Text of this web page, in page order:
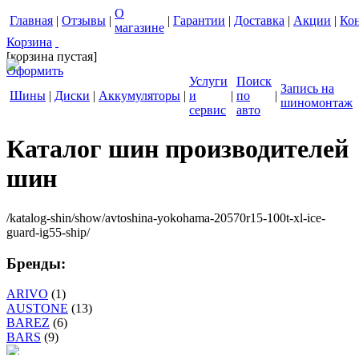
Главная | Отзывы |
О
магазине
| Гарантии | Доставка | Акции |
Корзина
[корзина пустая]
Оформить
Шины | Диски | Аккумуляторы |
Услуги
и
сервис
|
Поиск
по
авто
|
Запись на
шиномонтаж
Каталог шин производителей
шин
/katalog-shin/show/avtoshina-yokohama-20570r15-100t-xl-ice-
guard-ig55-ship/
Бренды:
ARIVO (1)
AUSTONE (13)
BAREZ (6)
BARS (9)